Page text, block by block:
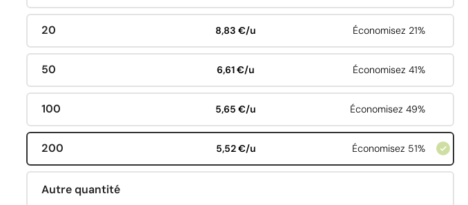
20 8,83 €/u Économisez 21%
50 6,61 €/u Économisez 41%
100 5,65 €/u Économisez 49%
200 5,52 €/u Économisez 51%
Autre quantité